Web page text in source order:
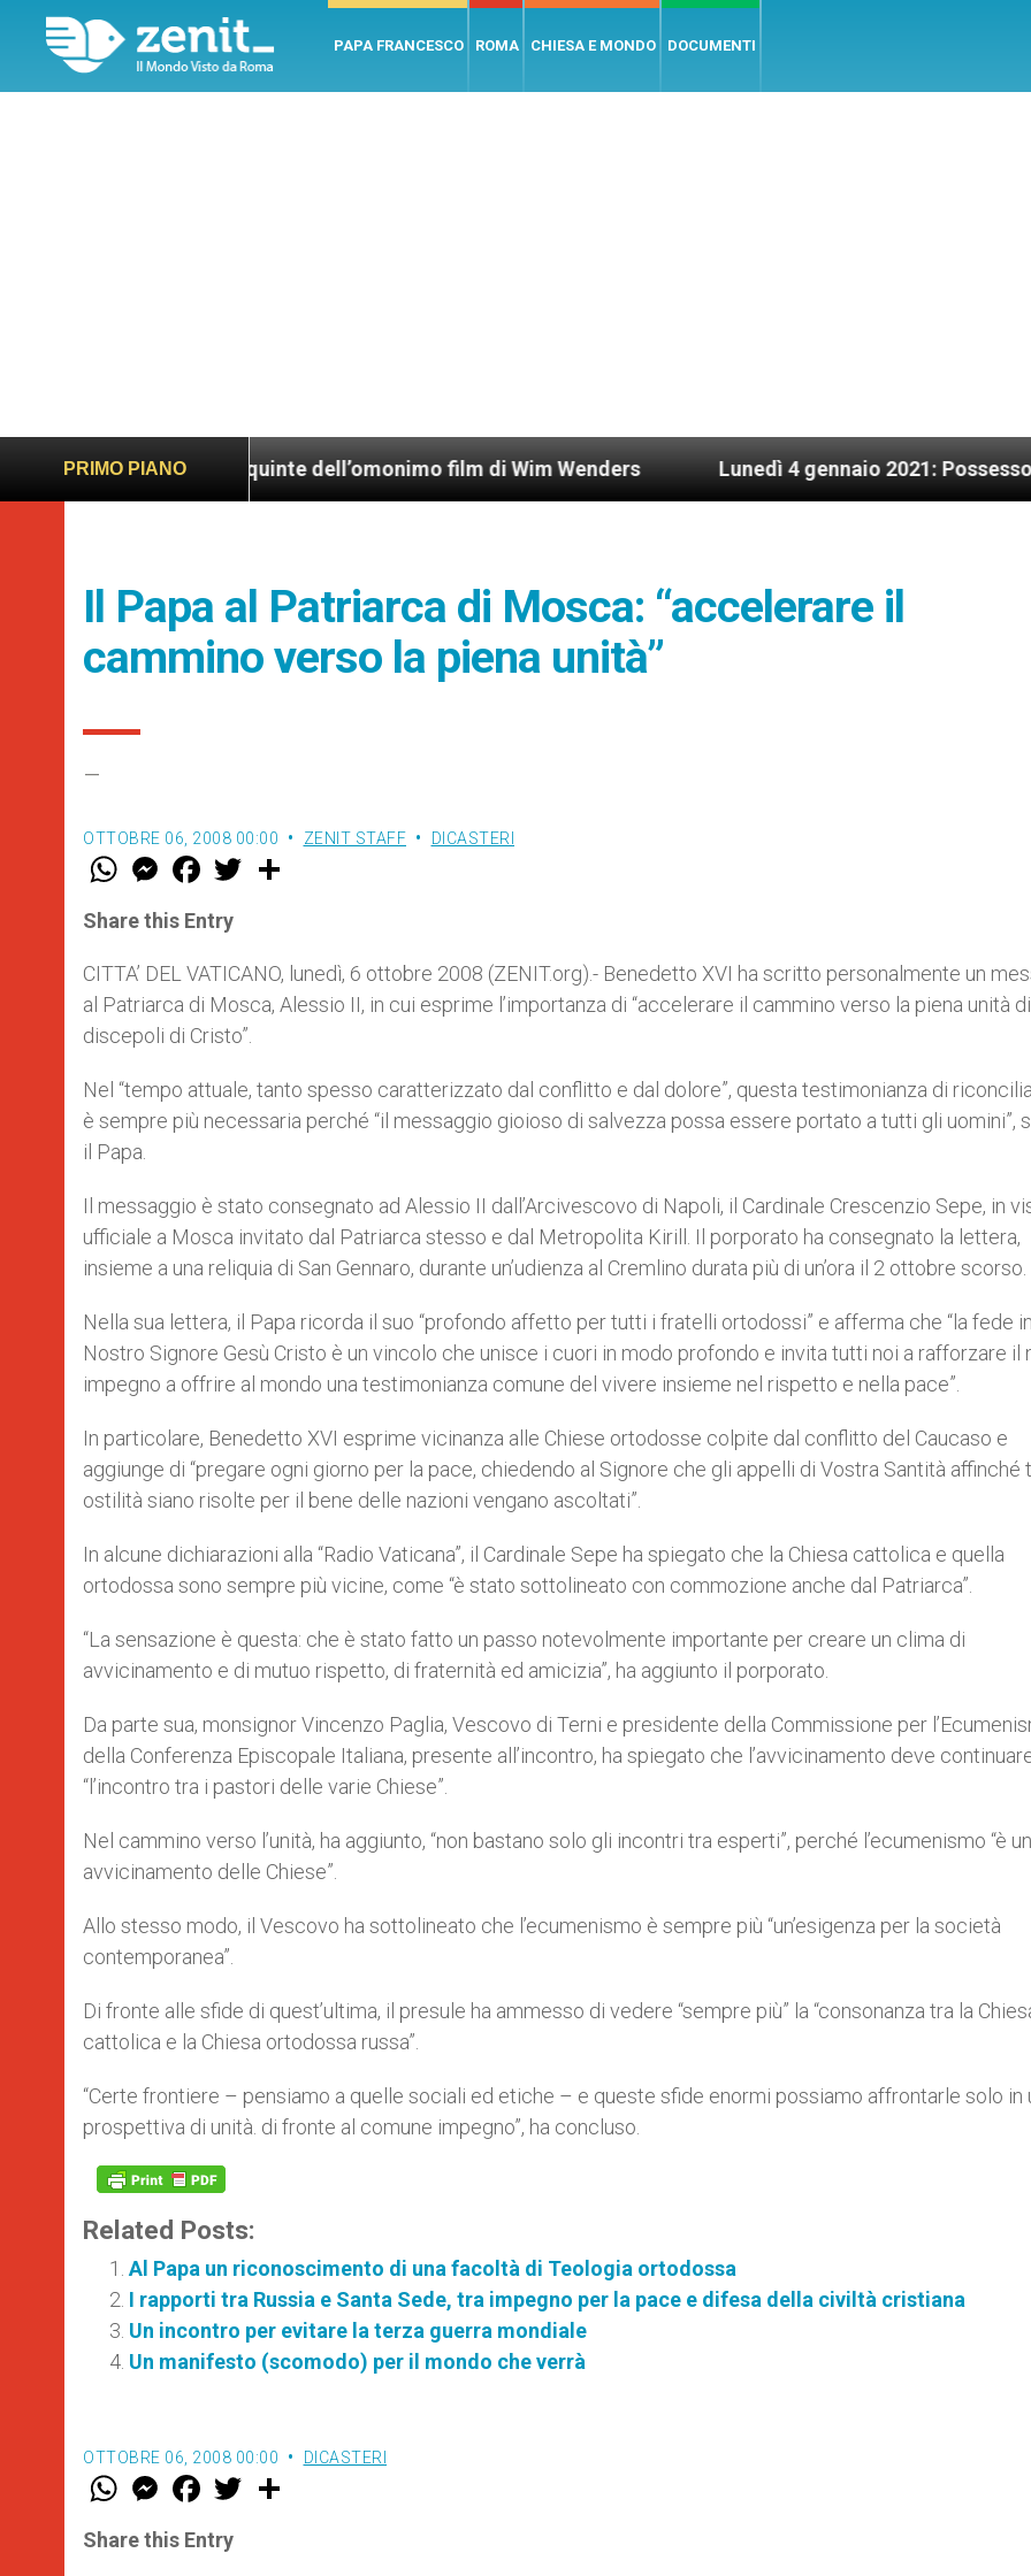
PAPA FRANCESCO ROMA CHIESA E MONDO DOCUMENTI
PRIMO PIANO
dietro le quinte dell’omonimo film di Wim Wenders Lunedì 4 gennaio 2021: Possesso
Il Papa al Patriarca di Mosca: “accelerare il
cammino verso la piena unità”
–
OTTOBRE 06, 2008 00:00 ZENIT STAFF DICASTERI
W
t
s
p
p
M
e
s
e
g
e
r
F
a
e
b
o
k
w
r
Share this Entry
CITTA’ DEL VATICANO, lunedì, 6 ottobre 2008 (ZENIT.org).- Benedetto XVI ha scritto personalmente un
al Patriarca di Mosca, Alessio II, in cui esprime l’importanza di “accelerare il cammino verso la piena unità
discepoli di Cristo”.
Nel “tempo attuale, tanto spesso caratterizzato dal conflitto e dal dolore”, questa testimonianza di
è sempre più necessaria perché “il messaggio gioioso di salvezza possa essere portato a tutti gli uomini”,
il Papa.
Il messaggio è stato consegnato ad Alessio II dall’Arcivescovo di Napoli, il Cardinale Crescenzio Sepe, in
ufficiale a Mosca invitato dal Patriarca stesso e dal Metropolita Kirill. Il porporato ha consegnato la lettera,
insieme a una reliquia di San Gennaro, durante un’udienza al Cremlino durata più di un’ora il 2 ottobre scorso.
Nella sua lettera, il Papa ricorda il suo “profondo affetto per tutti i fratelli ortodossi” e afferma che “la fede in
Nostro Signore Gesù Cristo è un vincolo che unisce i cuori in modo profondo e invita tutti noi a rafforzare il
impegno a offrire al mondo una testimonianza comune del vivere insieme nel rispetto e nella pace”.
In particolare, Benedetto XVI esprime vicinanza alle Chiese ortodosse colpite dal conflitto del Caucaso e
aggiunge di “pregare ogni giorno per la pace, chiedendo al Signore che gli appelli di Vostra Santità affinché
ostilità siano risolte per il bene delle nazioni vengano ascoltati”.
In alcune dichiarazioni alla “Radio Vaticana”, il Cardinale Sepe ha spiegato che la Chiesa cattolica e quella
ortodossa sono sempre più vicine, come “è stato sottolineato con commozione anche dal Patriarca”.
“La sensazione è questa: che è stato fatto un passo notevolmente importante per creare un clima di
avvicinamento e di mutuo rispetto, di fraternità ed amicizia”, ha aggiunto il porporato.
Da parte sua, monsignor Vincenzo Paglia, Vescovo di Terni e presidente della Commissione per
della Conferenza Episcopale Italiana, presente all’incontro, ha spiegato che l’avvicinamento deve
“l’incontro tra i pastori delle varie Chiese”.
Nel cammino verso l’unità, ha aggiunto, “non bastano solo gli incontri tra esperti”, perché l’ecumenismo “è un
avvicinamento delle Chiese”.
Allo stesso modo, il Vescovo ha sottolineato che l’ecumenismo è sempre più “un’esigenza per la società
contemporanea”.
Di fronte alle sfide di quest’ultima, il presule ha ammesso di vedere “sempre più” la “consonanza tra la
cattolica e la Chiesa ortodossa russa”.
“Certe frontiere – pensiamo a quelle sociali ed etiche – e queste sfide enormi possiamo affrontarle solo in
prospettiva di unità. di fronte al comune impegno”, ha concluso.
Related Posts:
Al Papa un riconoscimento di una facoltà di Teologia ortodossa
I rapporti tra Russia e Santa Sede, tra impegno per la pace e difesa della civiltà cristiana
Un incontro per evitare la terza guerra mondiale
Un manifesto (scomodo) per il mondo che verrà
OTTOBRE 06, 2008 00:00 DICASTERI
W
t
s
M
e
s
e
F
a
e
b
w
Share this Entry